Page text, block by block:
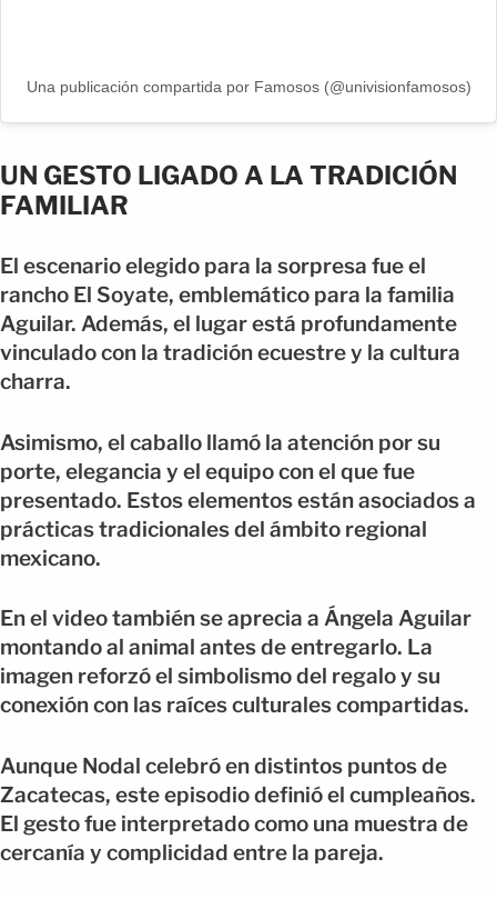
Una publicación compartida por Famosos (@univisionfamosos)
UN GESTO LIGADO A LA TRADICIÓN
FAMILIAR
El escenario elegido para la sorpresa fue el
rancho El Soyate, emblemático para la familia
Aguilar. Además, el lugar está profundamente
vinculado con la tradición ecuestre y la cultura
charra.
Asimismo, el caballo llamó la atención por su
porte, elegancia y el equipo con el que fue
presentado. Estos elementos están asociados a
prácticas tradicionales del ámbito regional
mexicano.
En el video también se aprecia a Ángela Aguilar
montando al animal antes de entregarlo. La
imagen reforzó el simbolismo del regalo y su
conexión con las raíces culturales compartidas.
Aunque Nodal celebró en distintos puntos de
Zacatecas, este episodio definió el cumpleaños.
El gesto fue interpretado como una muestra de
cercanía y complicidad entre la pareja.